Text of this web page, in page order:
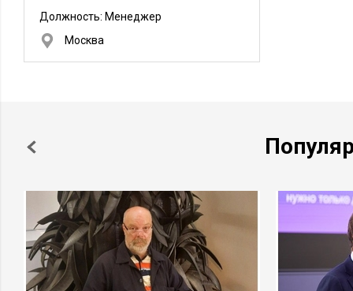
Должность: Менеджер
Москва